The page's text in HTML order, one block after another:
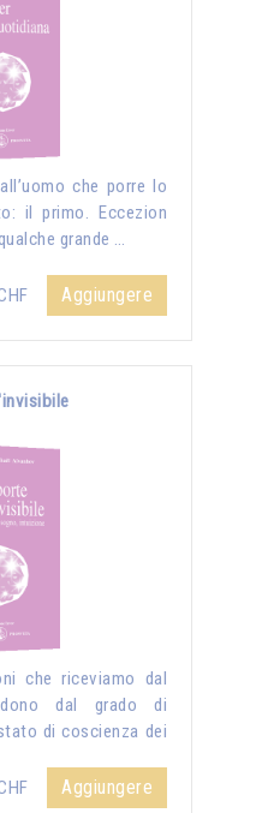
che porre lo
il primo. Eccezion
grande …
Aggiungere
che riceviamo dal
dal grado di
di coscienza dei
Aggiungere